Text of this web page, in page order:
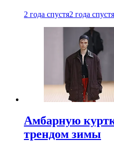
2 года спустя2 года спустя
Амбарную
трендом зимы